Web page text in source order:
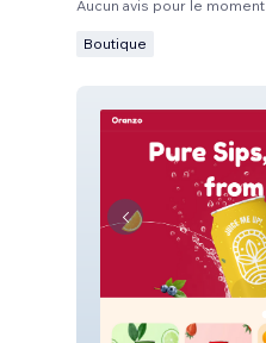
Aucun avis pour le moment
Boutique